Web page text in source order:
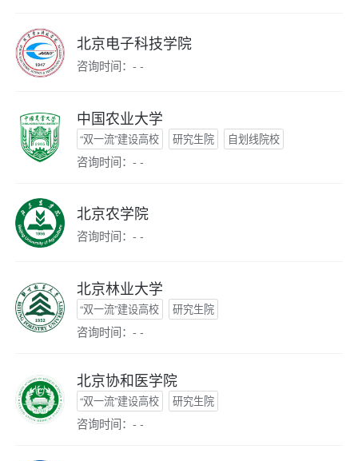
北京电子科技学院
咨询时间：- -
中国农业大学
“双一流”建设高校 研究生院 自划线院校
咨询时间：- -
北京农学院
咨询时间：- -
北京林业大学
“双一流”建设高校 研究生院
咨询时间：- -
北京协和医学院
“双一流”建设高校 研究生院
咨询时间：- -